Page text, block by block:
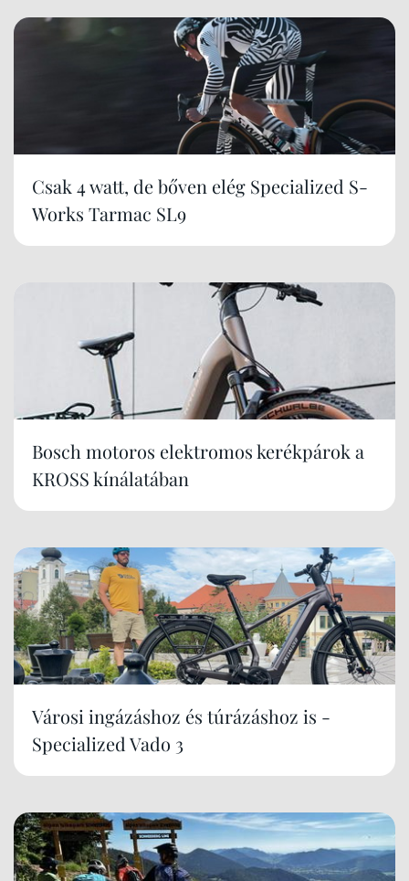
Csak 4 watt, de bőven elég Specialized S-
Works Tarmac SL9
Bosch motoros elektromos kerékpárok a
KROSS kínálatában
Városi ingázáshoz és túrázáshoz is -
Specialized Vado 3